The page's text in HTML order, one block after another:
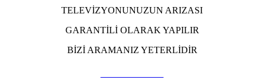
TELEVİZYONUNUZUN ARIZASI
GARANTİLİ OLARAK YAPILIR
BİZİ ARAMANIZ YETERLİDİR